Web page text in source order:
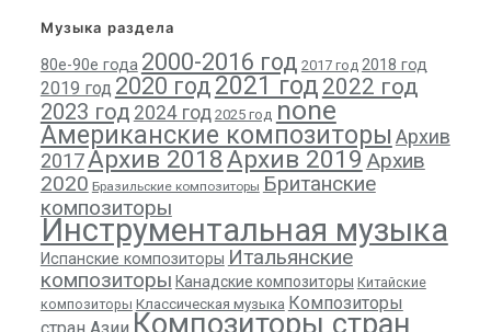
Музыка раздела
80е-90е года 2000-2016 год 2017 год 2018 год
2019 год 2020 год 2021 год 2022 год
2023 год 2024 год 2025 год none
Американские композиторы Архив
2017Архив 2018Архив 2019 Архив
2020 Бразильские композиторы Британские
композиторы
Инструментальная музыка
Испанские композиторы Итальянские
композиторы Канадские композиторы Китайские
композиторы Классическая музыка Композиторы
Композиторы стран